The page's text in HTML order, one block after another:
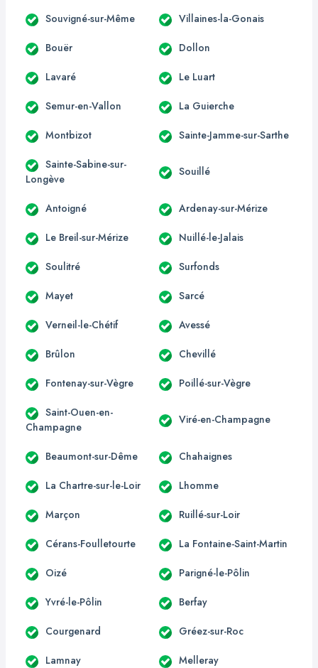
Souvigné-sur-Même Villaines-la-Gonais
Bouër Dollon
Lavaré Le Luart
Semur-en-Vallon La Guierche
Montbizot Sainte-Jamme-sur-Sarthe
Sainte-Sabine-sur-
Longève
Souillé
Antoigné Ardenay-sur-Mérize
Le Breil-sur-Mérize Nuillé-le-Jalais
Soulitré Surfonds
Mayet Sarcé
Verneil-le-Chétif Avessé
Brûlon Chevillé
Fontenay-sur-Vègre Poillé-sur-Vègre
Saint-Ouen-en-
Champagne
Viré-en-Champagne
Beaumont-sur-Dême Chahaignes
La Chartre-sur-le-Loir Lhomme
Marçon Ruillé-sur-Loir
Cérans-Foulletourte La Fontaine-Saint-Martin
Oizé Parigné-le-Pôlin
Yvré-le-Pôlin Berfay
Courgenard Gréez-sur-Roc
Lamnay Melleray